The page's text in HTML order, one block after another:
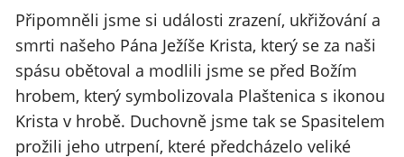
Připomněli jsme si události zrazení, ukřižování a
smrti našeho Pána Ježíše Krista, který se za naši
spásu obětoval a modlili jsme se před Božím
hrobem, který symbolizovala Plaštenica s ikonou
Krista v hrobě. Duchovně jsme tak se Spasitelem
prožili jeho utrpení, které předcházelo veliké